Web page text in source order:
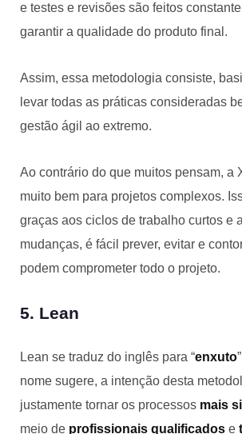
e testes e revisões são feitos
garantir a qualidade do produto final.
Assim, essa metodologia consiste,
levar todas as práticas consideradas
gestão ágil ao extremo.
Ao contrário do que muitos pensam, a
muito bem para projetos complexos.
graças aos ciclos de trabalho curtos e
mudanças, é fácil prever, evitar e
podem comprometer todo o projeto.
5. Lean
Lean se traduz do inglês para “enxuto
nome sugere, a intenção desta
justamente tornar os processos mais
meio de profissionais qualificados e